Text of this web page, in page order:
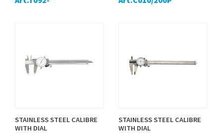
STAINLESS STEEL CALIBRE
WITH DIAL
STAINLESS STEEL CALIBRE
WITH DIAL